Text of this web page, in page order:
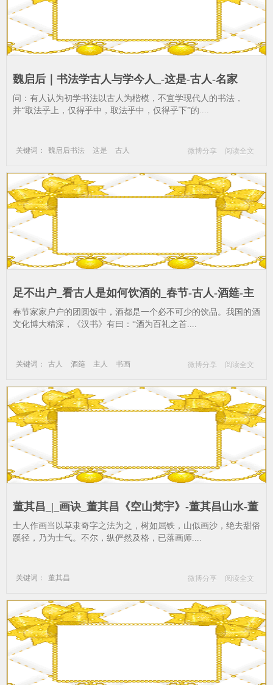
魏启后｜书法学古人与学今人_-这是-古人-名家
问：有人认为初学书法以古人为楷模，不宜学现代人的书法，
并“取法乎上，仅得乎中，取法乎中，仅得乎下”的....
关键词： 魏启后书法 这是
古人
微博分享 阅读全文
足不出户_看古人是如何饮酒的_春节-古人-酒筵-主
人
春节家家户户的团圆饭中，酒都是一个必不可少的饮品。我国的酒
文化博大精深，《汉书》有曰：“酒为百礼之首....
关键词： 古人 酒筵 主人
书画
微博分享 阅读全文
董其昌_|_画诀_董其昌《空山梵宇》-董其昌山水-董
其昌画诀--古人-山水-北苑
士人作画当以草隶奇字之法为之，树如屈铁，山似画沙，绝去甜俗
蹊径，乃为士气。不尔，纵俨然及格，已落画师....
关键词：
董其昌
董其昌画诀
古人 山水 北苑
微博分享 阅读全文